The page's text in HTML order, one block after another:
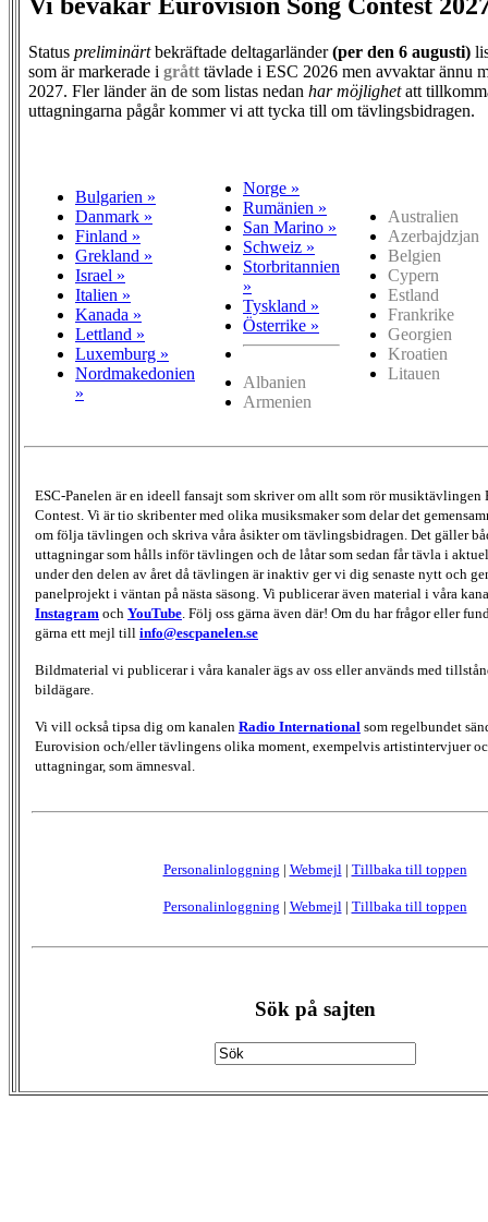
Status preliminärtbekräftade deltagarländer(per den 6 augusti)
som är markerade i grått tävlade i ESC 2026 men avvaktar ännu
2027. Fler länder än de som listas nedan har möjlighetatt
uttagningarna pågår kommer vi att tycka till om tävlingsbidragen.
Bulgarien »
Danmark »
Finland »
Grekland »
Israel »
Italien »
Kanada »
Lettland »
Luxemburg »
Nordmakedonien
»
Norge »
Rumänien »
San Marino »
Schweiz »
Storbritannien
»
Tyskland »
Österrike »
Albanien
Armenien
Australien
Azerbajdzjan
Belgien
Cypern
Estland
Frankrike
Georgien
Kroatien
Litauen
ESC-Panelen är en ideell fansajt som skriver om allt som rör musiktävlingen
Contest. Vi är tio skribenter med olika musiksmaker som delar det
om följa tävlingen och skriva våra åsikter om tävlingsbidragen. Det gäller
uttagningar som hålls inför tävlingen och de låtar som sedan får tävla i
under den delen av året då tävlingen är inaktiv ger vi dig senaste nytt och
panelprojekt i väntan på nästa säsong. Vi publicerar även material i våra
Instagram och YouTube. Följ oss gärna även där! Om du har frågor eller
gärna ett mejl till info@escpanelen.se
Bildmaterial vi publicerar i våra kanaler ägs av oss eller används med
bildägare.
Vi vill också tipsa dig om kanalen Radio International som regelbundet
Eurovision och/eller tävlingens olika moment, exempelvis artistintervjuer
uttagningar, som ämnesval.
Personalinloggning | Webmejl| Tillbaka till toppen
Personalinloggning | Webmejl| Tillbaka till toppen
Sök på sajten